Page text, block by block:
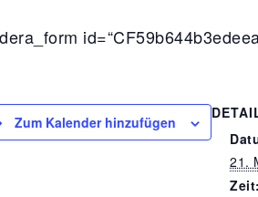
Zum Kalender hinzufügen
21.
Zeit: